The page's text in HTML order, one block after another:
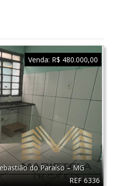
REF 6336
do Paraíso–MG
Venda: R$ 480.000,00